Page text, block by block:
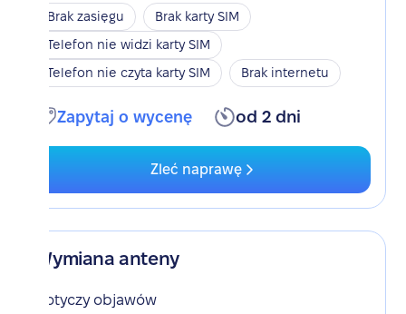
Brak zasięgu
Brak karty SIM
Telefon nie widzi karty SIM
Telefon nie czyta karty SIM
Brak internetu
Zapytaj o wycenę od 2 dni
Zleć naprawę
Wymiana anteny
Dotyczy objawów